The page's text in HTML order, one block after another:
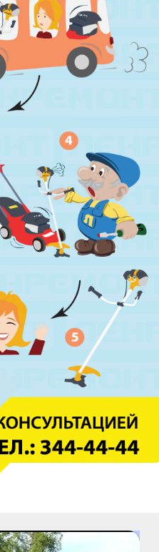
(вход с улицы)
Московская
д.3
д.14, к.1
д.13Ц
д.28, к.1
д.15
Дом Советов, 1
у кафе Авантаж
д.32В
д.4, к.1